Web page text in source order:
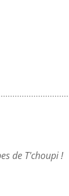
de T'choupi !